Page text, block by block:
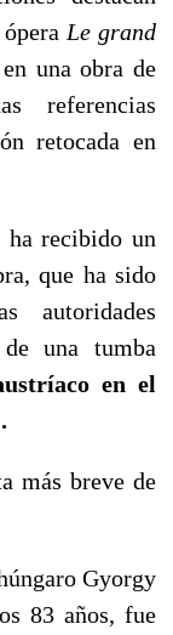
Le grand
una obra de
referencias
retocada en
ha recibido un
que ha sido
autoridades
una tumba
en el
más breve de
Gyorgy
83 años, fue